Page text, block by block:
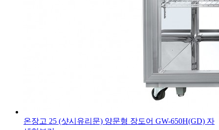
온장고 25 (샷시유리문) 양문형 장도어 GW-650H(GD) 자